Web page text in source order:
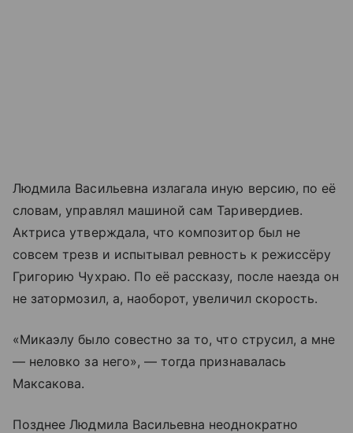
Людмила Васильевна излагала иную версию, по её
словам, управлял машиной сам Таривердиев.
Актриса утверждала, что композитор был не
совсем трезв и испытывал ревность к режиссёру
Григорию Чухраю. По её рассказу, после наезда он
не затормозил, а, наоборот, увеличил скорость.
«Микаэлу было совестно за то, что струсил, а мне
— неловко за него», — тогда признавалась
Максакова.
Позднее Людмила Васильевна неоднократно